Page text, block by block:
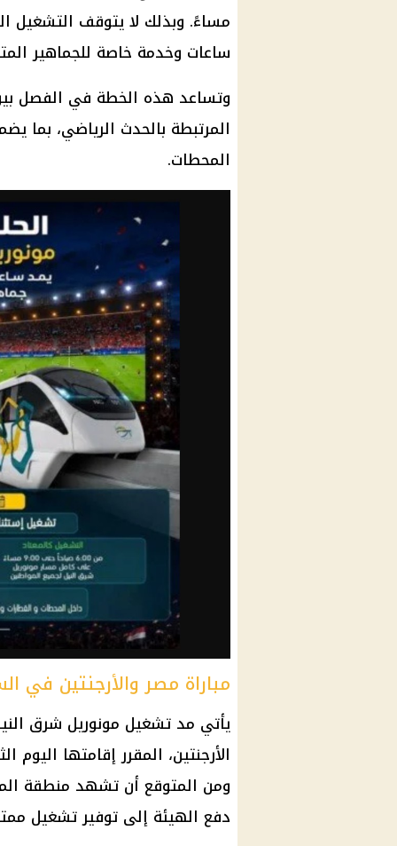
مساءً. وبذلك لا يتوقف التشغيل
ساعات وخدمة خاصة للجماهير
وتساعد هذه الخطة في الفصل
المرتبطة بالحدث الرياضي، بما
المحطات.
مباراة مصر والأرجنتين في
يأتي مد تشغيل مونوريل شرق
دفع الهيئة إلى توفير تشغيل